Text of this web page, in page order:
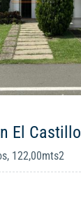
El Castillo
122,00mts2